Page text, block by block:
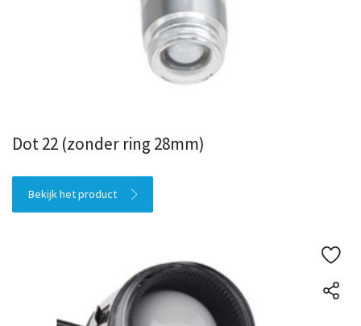
Dot 22 (zonder ring 28mm)
Bekijk het product